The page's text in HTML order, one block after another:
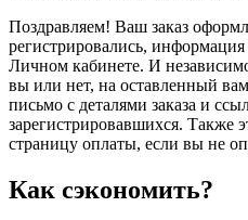
Поздравляем! Ваш заказ
регистрировались,
Личном кабинете. И
вы или нет, на оставленный
письмо с деталями заказа и
зарегистрировавшихся. Также
страницу оплаты, если вы не
Как сэкономить?